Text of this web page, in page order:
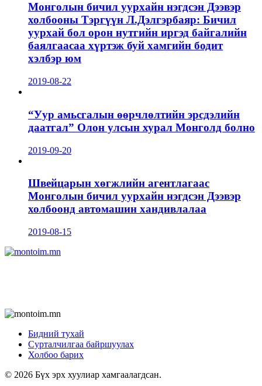
Монголын бичил уурхайн нэгдсэн Дээвэр
холбооны Тэргүүн Л.Дэлгэрбаяр: Бичил
уурхай бол орон нутгийн иргэд байгалийн
баялгаасаа хүртэж буй хамгийн бодит
хэлбэр юм
2019-08-22
“Уур амьсгалын өөрчлөлтийн эрсдэлийн
даатгал” Олон улсын хурал Монголд болно
2019-09-20
Швейцарын хөгжлийн агентлагаас
Монголын бичил уурхайн нэгдсэн Дээвэр
холбоонд автомашин хандивлалаа
2019-08-15
Бидний тухай
Сурталчилгаа байршуулах
Холбоо барих
© 2026 Бүх эрх хуулиар хамгаалагдсан.